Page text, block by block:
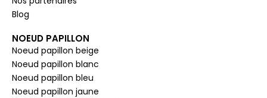
Blog
NOEUD PAPILLON
Noeud papillon beige
Noeud papillon blanc
Noeud papillon bleu
Noeud papillon jaune